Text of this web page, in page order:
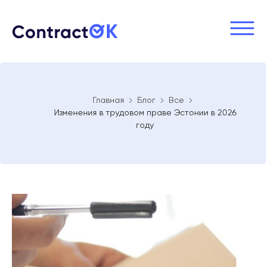
Главная Блог
Все
Изменения в трудовом праве Эстонии в 2026
году